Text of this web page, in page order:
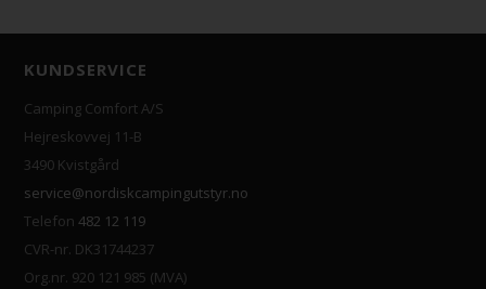
KUNDSERVICE
Camping Comfort A/S
Hejreskovvej 11-B
3490 Kvistgård
service@nordiskcampingutstyr.no
Telefon482 12 119
CVR-nr. DK31744237
Org.nr. 920 121 985 (MVA)